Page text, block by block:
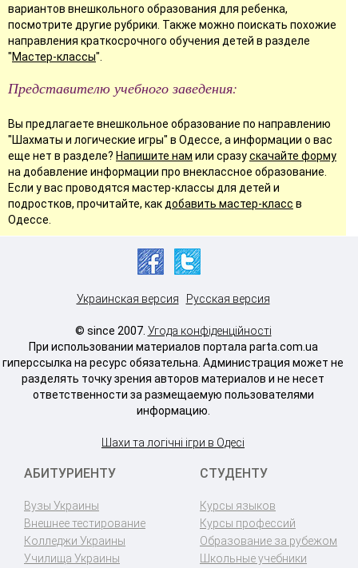
вариантов внешкольного образования для ребенка,
посмотрите другие рубрики. Также можно поискать похожие
направления краткосрочного обучения детей в разделе
"Мастер-классы".
Представителю учебного заведения:
Вы предлагаете внешкольное образование по направлению
"Шахматы и логические игры" в Одессе, а информации о вас
еще нет в разделе? Напишите нам или сразускачайте форму
на добавление информации про внеклассное образование.
Если у вас проводятся мастер-классы для детей и
подростков, прочитайте, как добавить мастер-класс в
Одессе.
Украинская версия Русская версия
© since 2007. Угода конфіденційності
При использовании материалов портала parta.com.ua
гиперссылка на ресурс обязательна. Администрация может не
разделять точку зрения авторов материалов и не несет
ответственности за размещаемую пользователями
информацию.
Шахи та логічні ігри в Одесі
АБИТУРИЕНТУ
Вузы Украины
Внешнее тестирование
Колледжи Украины
Училища Украины
СТУДЕНТУ
Курсы языков
Курсы профессий
Образование за рубежом
Школьные учебники